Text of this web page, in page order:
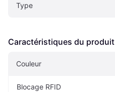
Type
Caractéristiques du produit
Couleur
Blocage RFID